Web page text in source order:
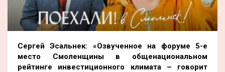
Сергей Эсальнек: «Озвученное на форуме 5-е
место Смоленщины в общенациональном
рейтинге инвестиционного климата – говорит